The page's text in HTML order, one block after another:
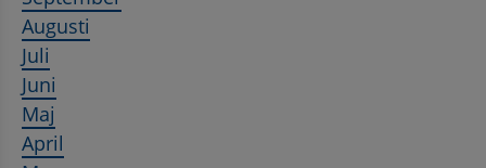
Augusti
Juli
Juni
Maj
April